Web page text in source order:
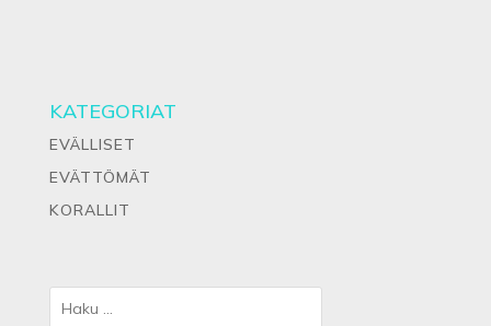
KATEGORIAT
EVÄLLISET
EVÄTTÖMÄT
KORALLIT